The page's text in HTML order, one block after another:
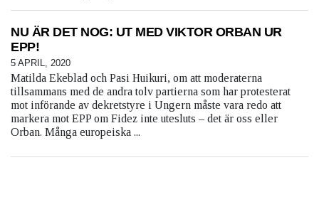
NU ÄR DET NOG: UT MED VIKTOR ORBAN UR
EPP!
5 APRIL, 2020
Matilda Ekeblad och Pasi Huikuri, om att moderaterna
tillsammans med de andra tolv partierna som har protesterat
mot införande av dekretstyre i Ungern måste vara redo att
markera mot EPP om Fidez inte utesluts – det är oss eller
Orban. Många europeiska ...